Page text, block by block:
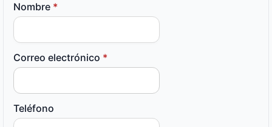
Nombre *
Correo electrónico *
Teléfono